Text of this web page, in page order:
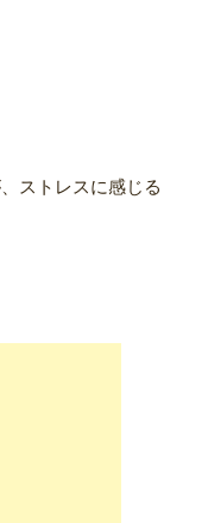
ストレスに感じる
ームを焼いた